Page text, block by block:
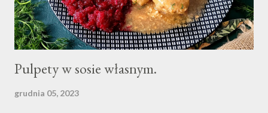
Pulpety w sosie własnym.
grudnia 05, 2023